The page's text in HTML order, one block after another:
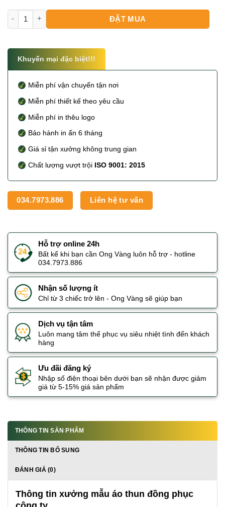
Mẫu Áo Thun Đồng Phục Công Ty số lượng
ĐẶT MUA
Khuyến mại đặc biệt!!!
Miễn phí vận chuyển tận nơi
Miễn phí thiết kế theo yêu cầu
Miễn phí in thêu logo
Bảo hành in ấn 6 tháng
Giá sỉ tận xưởng không trung gian
Chất lượng vượt trội ISO 9001: 2015
034.7973.886 Liên hệ tư vấn
Hỗ trợ online 24h
Bất kể khi bạn cần Ong Vàng luôn hỗ trợ - hotline
034.7973.886
Nhận số lượng ít
Chỉ từ 3 chiếc trở lên - Ong Vàng sẽ giúp bạn
Dịch vụ tận tâm
Luôn mang tâm thế phục vụ siêu nhiệt tình đến khách
hàng
Ưu đãi đăng ký
Nhập số điện thoại bên dưới bạn sẽ nhận được giảm
giá từ 5-15% giá sản phẩm
THÔNG TIN SẢN PHẨM
THÔNG TIN BỔ SUNG
ĐÁNH GIÁ (0)
Thông tin xưởng mẫu áo thun đồng phục